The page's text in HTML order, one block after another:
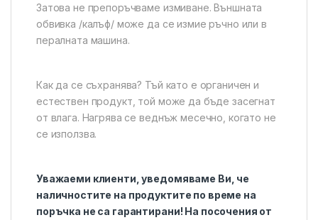
Затова не препоръчваме измиване. Външната
обвивка /калъф/ може да се измие ръчно или в
пералната машина.
Как да се съхранява? Тъй като е органичен и
естествен продукт, той може да бъде засегнат
от влага. Нагрява се веднъж месечно, когато не
се използва.
Уважаеми клиенти, уведомяваме Ви, че
наличностите на продуктите по време на
поръчка не са гарантирани! На посочения от